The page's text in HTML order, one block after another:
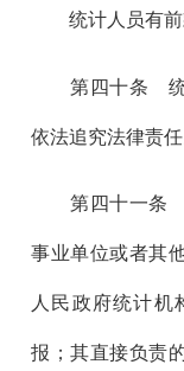
统计人员有前
第四十条 统
依法追究法律责任
第四十一条
事业单位或者其
人民政府统计机
报；其直接负责